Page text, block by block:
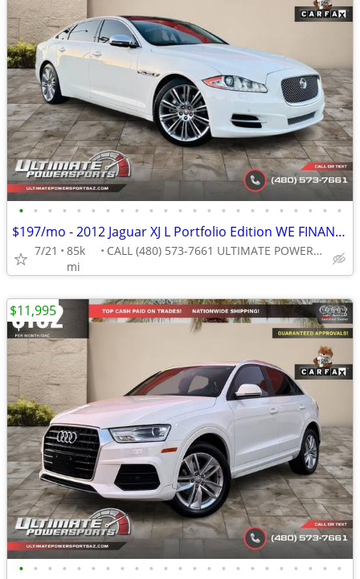
• • • • • • • • • • • • • • • • • • • • • • •
$197/mo - 2012 Jaguar XJ L Portfolio Edition WE FINANCE ALL CREDIT! DR
7/21
85k
mi
CALL (480) 573-7661 ULTIMATE POWERSPORTS
• • • • • • • • • • • • • • • • • • • • • • •
$11,995